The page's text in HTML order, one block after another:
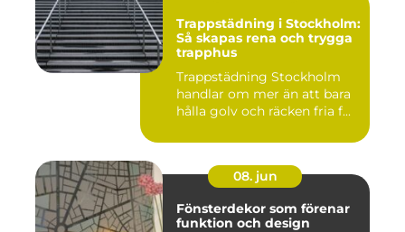
Trappstädning i Stockholm:
Så skapas rena och trygga
trapphus
Trappstädning Stockholm
handlar om mer än att bara
hålla golv och räcken fria f...
08. jun
Fönsterdekor som förenar
funktion och design